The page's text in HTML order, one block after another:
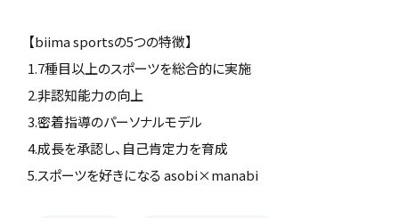
【biima sportsの5つの特徴】
1.7種目以上のスポーツを総合的に実施
2.非認知能力の向上
3.密着指導のパーソナルモデル
4.成長を承認し、自己肯定力を育成
5.スポーツを好きになる asobi×manabi